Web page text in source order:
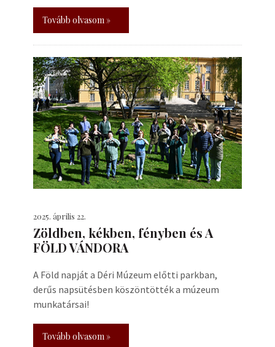
Tovább olvasom »
2025. április 22.
Zöldben, kékben, fényben és A
FÖLD VÁNDORA
A Föld napját a Déri Múzeum előtti parkban,
derűs napsütésben köszöntötték a múzeum
munkatársai!
Tovább olvasom »